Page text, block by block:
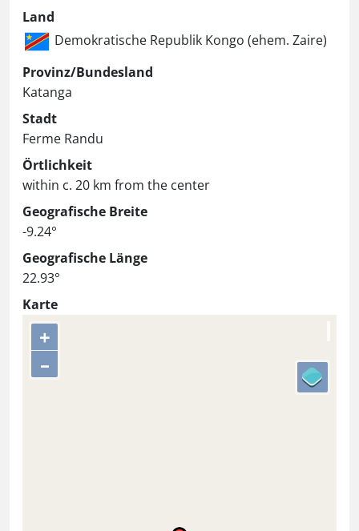
Land
Demokratische Republik Kongo (ehem. Zaire)
Provinz/Bundesland
Katanga
Stadt
Ferme Randu
Örtlichkeit
within c. 20 km from the center
Geografische Breite
-9.24°
Geografische Länge
22.93°
Karte
+
–